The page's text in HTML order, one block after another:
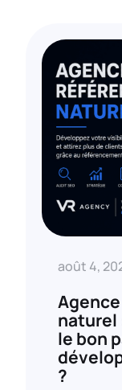
août 4,
naturel
le bon
?